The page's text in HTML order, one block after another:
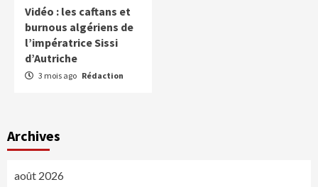
Vidéo : les caftans et
burnous algériens de
l’impératrice Sissi
d’Autriche
3 mois ago Rédaction
Archives
août 2026